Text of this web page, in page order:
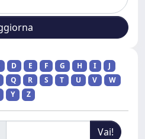
D E F G H I
J
Q R S T U V
W
Y Z